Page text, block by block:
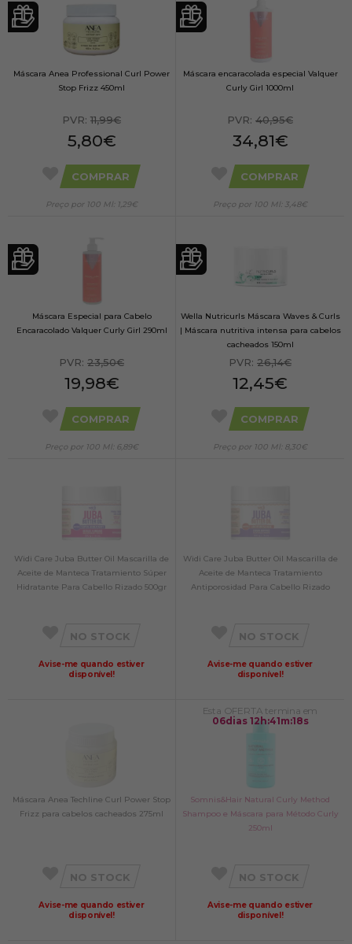
Máscara Anea Professional Curl Power
Stop Frizz 450ml
PVR: 11,99€
5,80€
COMPRAR
Preço por 100 Ml: 1,29€
Máscara encaracolada especial Valquer
Curly Girl 1000ml
PVR: 40,95€
34,81€
COMPRAR
Preço por 100 Ml: 3,48€
Máscara Especial para Cabelo
Encaracolado Valquer Curly Girl 290ml
PVR: 23,50€
19,98€
COMPRAR
Preço por 100 Ml: 6,89€
Wella Nutricurls Máscara Waves & Curls
| Máscara nutritiva intensa para cabelos
cacheados 150ml
PVR: 26,14€
12,45€
COMPRAR
Preço por 100 Ml: 8,30€
Widi Care Juba Butter Oil Mascarilla de
Aceite de Manteca Tratamiento Súper
Hidratante Para Cabello Rizado 500gr
NO STOCK
Avise-me quando estiver
disponível!
Widi Care Juba Butter Oil Mascarilla de
Aceite de Manteca Tratamiento
Antiporosidad Para Cabello Rizado
NO STOCK
Avise-me quando estiver
disponível!
Máscara Anea Techline Curl Power Stop
Frizz para cabelos cacheados 275ml
NO STOCK
Avise-me quando estiver
disponível!
Esta OFERTA termina em
06dias 12h:41m:17s
Somnis&Hair Natural Curly Method
Shampoo e Máscara para Método Curly
250ml
NO STOCK
Avise-me quando estiver
disponível!